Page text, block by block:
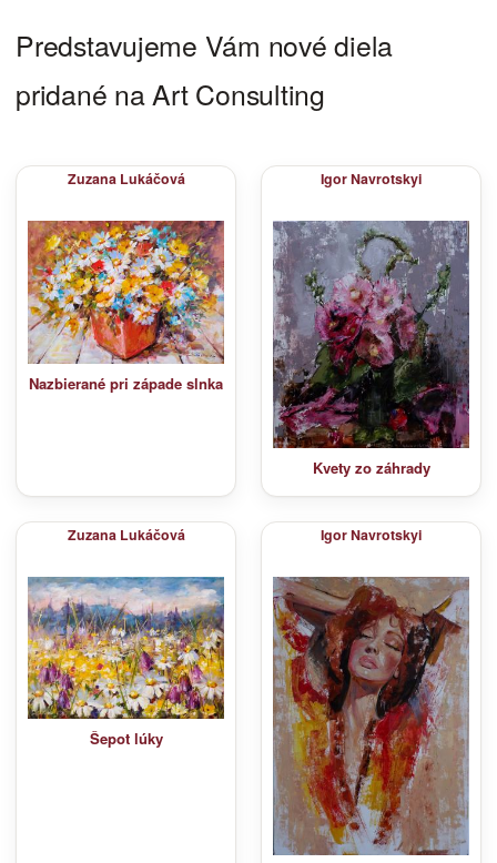
Predstavujeme Vám nové diela
pridané na Art Consulting
Zuzana Lukáčová
Nazbierané pri západe slnka
Igor Navrotskyi
Kvety zo záhrady
Zuzana Lukáčová
Šepot lúky
Igor Navrotskyi